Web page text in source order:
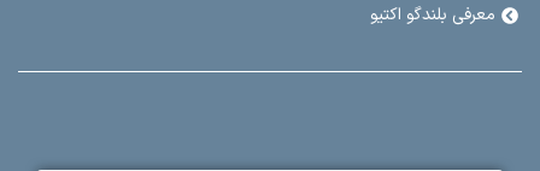
معرفی بلندگو اکتیو